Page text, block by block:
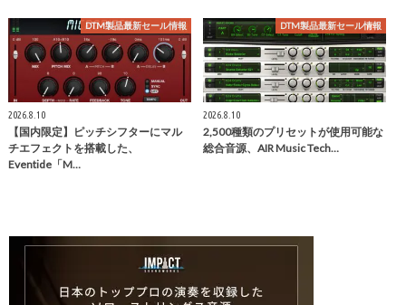
DTM製品最新セール情報
2026.8.10
【国内限定】ピッチシフターにマル
チエフェクトを搭載した、
Eventide「M…
DTM製品最新セール情報
2026.8.10
2,500種類のプリセットが使用可能な
総合音源、AIR Music Tech…